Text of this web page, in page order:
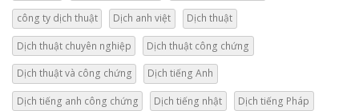
công ty dịch thuật Dịch anh việt Dịch thuật
Dịch thuật chuyên nghiệp Dịch thuật công chứng
Dịch thuật và công chứng Dịch tiếng Anh
Dịch tiếng anh công chứng Dịch tiếng nhật Dịch tiếng Pháp